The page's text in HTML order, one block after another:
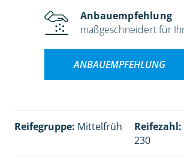
Anbauempfehlung
maßgeschneidert für
ANBAUEMPFEHLUNG
Reifegruppe: Mittelfrüh Reifezahl:
230